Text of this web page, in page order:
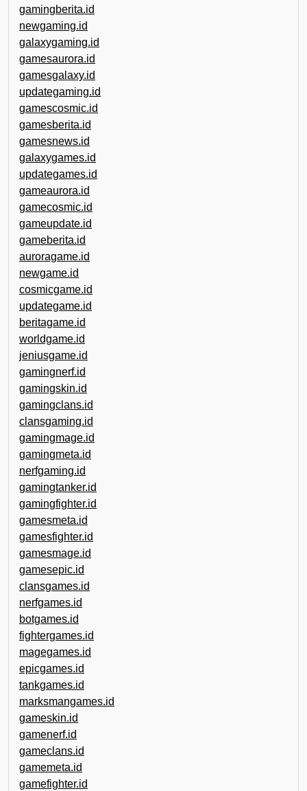
gamingberita.id
newgaming.id
galaxygaming.id
gamesaurora.id
gamesgalaxy.id
updategaming.id
gamescosmic.id
gamesberita.id
gamesnews.id
galaxygames.id
updategames.id
gameaurora.id
gamecosmic.id
gameupdate.id
gameberita.id
auroragame.id
newgame.id
cosmicgame.id
updategame.id
beritagame.id
worldgame.id
jeniusgame.id
gamingnerf.id
gamingskin.id
gamingclans.id
clansgaming.id
gamingmage.id
gamingmeta.id
nerfgaming.id
gamingtanker.id
gamingfighter.id
gamesmeta.id
gamesfighter.id
gamesmage.id
gamesepic.id
clansgames.id
nerfgames.id
botgames.id
fightergames.id
magegames.id
epicgames.id
tankgames.id
marksmangames.id
gameskin.id
gamenerf.id
gameclans.id
gamemeta.id
gamefighter.id